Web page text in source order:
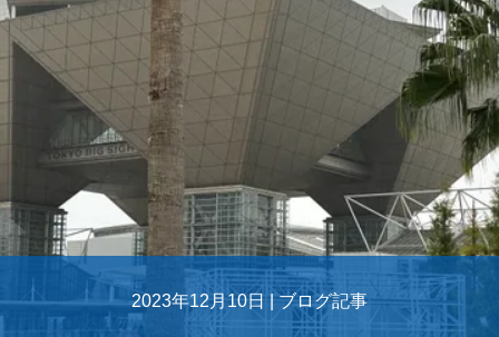
2023年12月10日 |ブログ記事